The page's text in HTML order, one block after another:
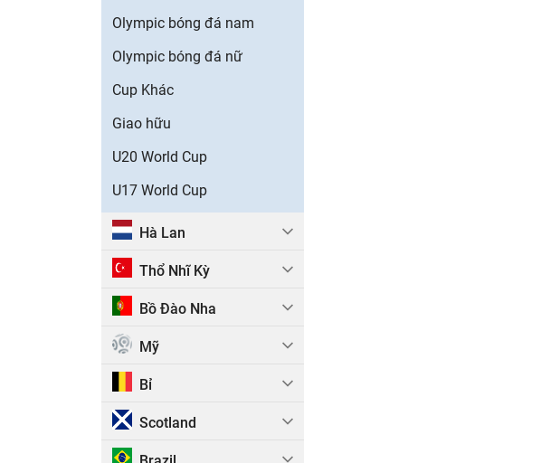
Olympic bóng đá nam
Olympic bóng đá nữ
Cup Khác
Giao hữu
U20 World Cup
U17 World Cup
Hà Lan
Thổ Nhĩ Kỳ
Bồ Đào Nha
Mỹ
Bỉ
Scotland